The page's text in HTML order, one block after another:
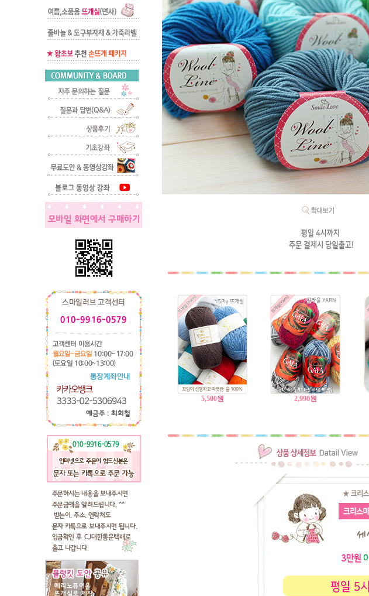
5,500원 2,990원